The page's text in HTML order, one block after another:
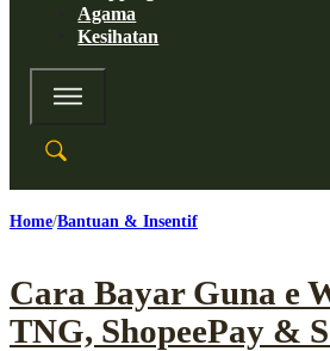
Agama
Kesihatan
Home Bantuan & Insentif
Cara Bayar Guna e
TNG, ShopeePay &